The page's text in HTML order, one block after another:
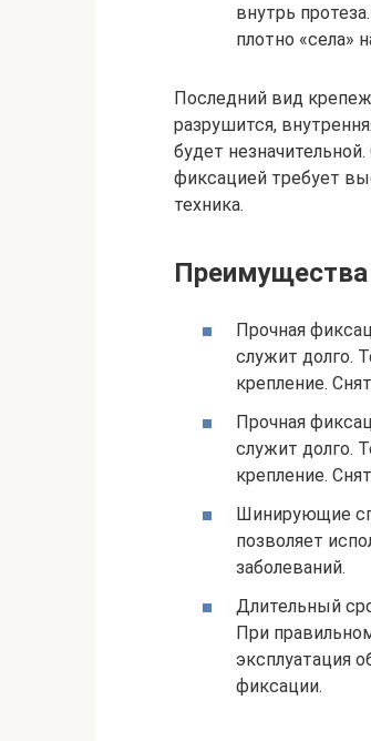
внутрь
плотно «села»
Последний вид
разрушится,
будет
фиксацией требует
техника.
Преимущества
Прочная
служит долго.
крепление.
Прочная
служит долго.
крепление.
Шинирующие
позволяет
заболеваний.
Длительный
При
эксплуатация
фиксации.